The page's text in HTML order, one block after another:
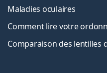
Maladies oculaires
Comment lire votre
Comparaison des lentilles